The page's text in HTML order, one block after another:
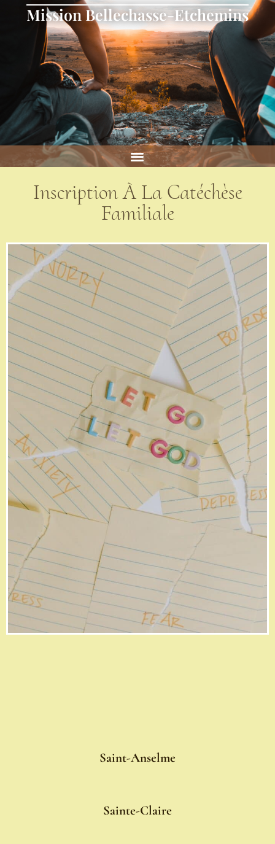
Mission Bellechasse-Etchemins
Inscription À La Catéchèse
Familiale
Saint-Anselme
Sainte-Claire